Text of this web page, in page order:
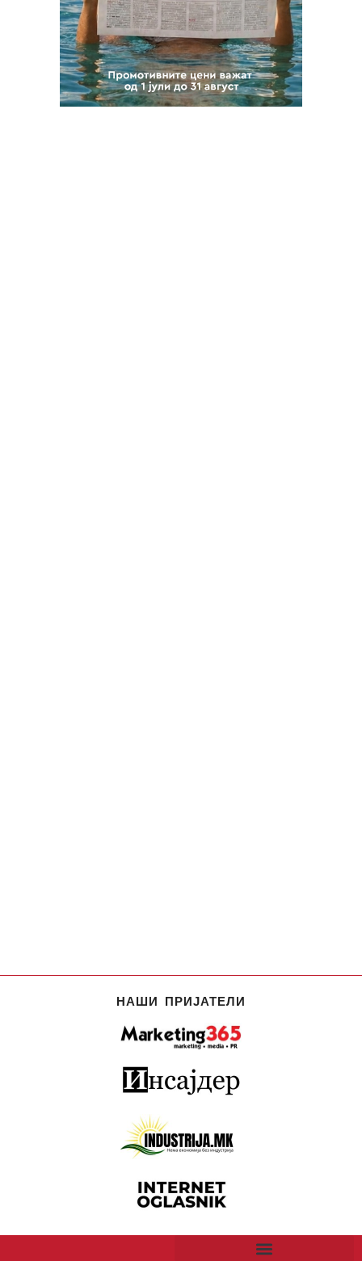
НАШИ ПРИЈАТЕЛИ